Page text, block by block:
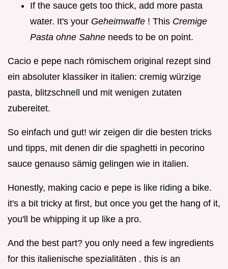
If the sauce gets too thick, add more pasta
water. It's your Geheimwaffe ! This Cremige
Pasta ohne Sahne needs to be on point.
Cacio e pepe nach römischem original rezept sind
ein absoluter klassiker in italien: cremig würzige
pasta, blitzschnell und mit wenigen zutaten
zubereitet.
So einfach und gut! wir zeigen dir die besten tricks
und tipps, mit denen dir die spaghetti in pecorino
sauce genauso sämig gelingen wie in italien.
Honestly, making cacio e pepe is like riding a bike.
it's a bit tricky at first, but once you get the hang of it,
you'll be whipping it up like a pro.
And the best part? you only need a few ingredients
for this italienische spezialitäten . this is an